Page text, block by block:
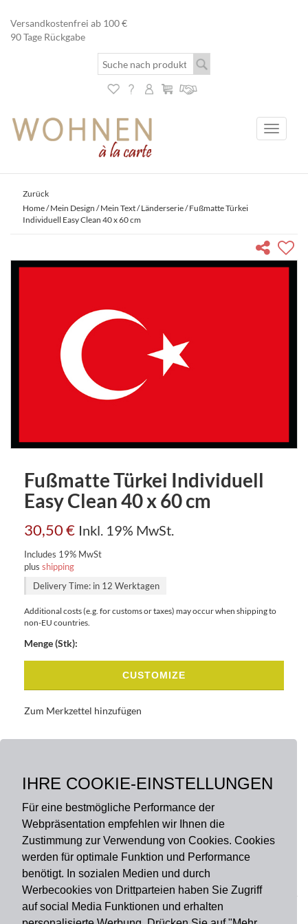
IHRE COOKIE-EINSTELLUNGEN
Für eine bestmögliche Performance der
Webpräsentation empfehlen wir Ihnen die
Zustimmung zur Verwendung von Cookies. Cookies
werden für optimale Funktion und Performance
benötigt. In sozialen Medien und durch
Werbecookies von Drittparteien haben Sie Zugriff
auf social Media Funktionen und erhalten
Versandkostenfrei ab 100 €
90 Tage Rückgabe
Toggle
Zurück
Home/Mein Design / Mein Text/Länderserie/ Fußmatte Türkei
Individuell Easy Clean 40 x 60 cm
Fußmatte Türkei Individuell
Easy Clean 40 x 60 cm
30,50€ Inkl. 19% MwSt.
Includes 19% MwSt
plus shipping
Delivery Time: in 12 Werktagen
Additional costs (e.g. for customs or taxes) may occur when shipping to
non-EU countries.
Menge (Stk):
CUSTOMIZE
Zum Merkzettel hinzufügen
BESCHREIBUNG
Zahlungsart